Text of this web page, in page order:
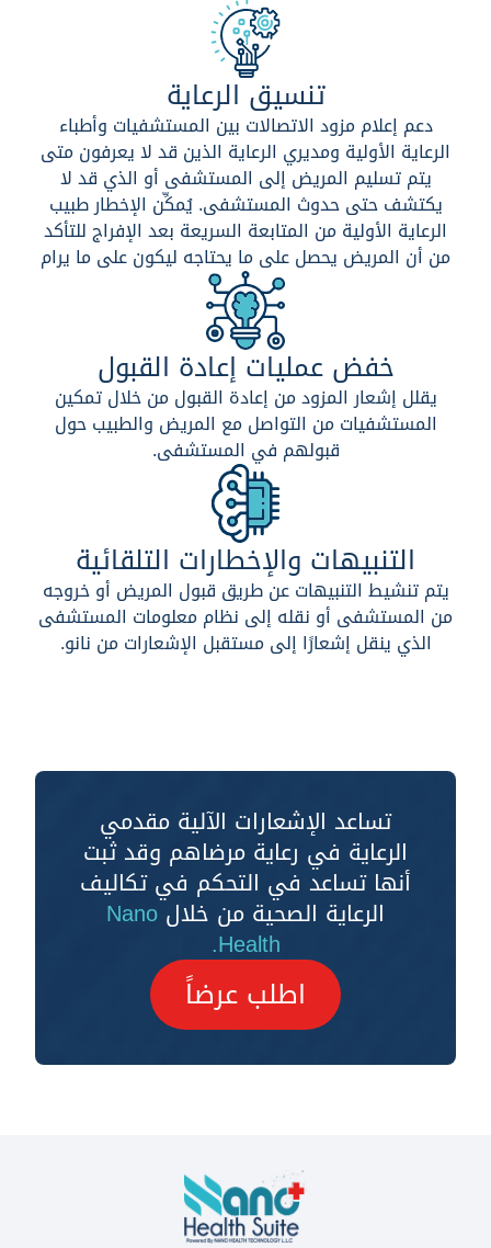
تنسيق الرعاية
دعم إعلام مزود الاتصالات بين المستشفيات وأطباء
الرعاية الأولية ومديري الرعاية الذين قد لا يعرفون متى
يتم تسليم المريض إلى المستشفى أو الذي قد لا
يكتشف حتى حدوث المستشفى. يُمكِّن الإخطار طبيب
الرعاية الأولية من المتابعة السريعة بعد الإفراج للتأكد
من أن المريض يحصل على ما يحتاجه ليكون على ما يرام
خفض عمليات إعادة القبول
يقلل إشعار المزود من إعادة القبول من خلال تمكين
المستشفيات من التواصل مع المريض والطبيب حول
قبولهم في المستشفى.
التنبيهات والإخطارات التلقائية
يتم تنشيط التنبيهات عن طريق قبول المريض أو خروجه
من المستشفى أو نقله إلى نظام معلومات المستشفى
الذي ينقل إشعارًا إلى مستقبل الإشعارات من نانو.
تساعد الإشعارات الآلية مقدمي
الرعاية في رعاية مرضاهم وقد ثبت
أنها تساعد في التحكم في تكاليف
الرعاية الصحية من خلالNano
Health.
اطلب عرضاً